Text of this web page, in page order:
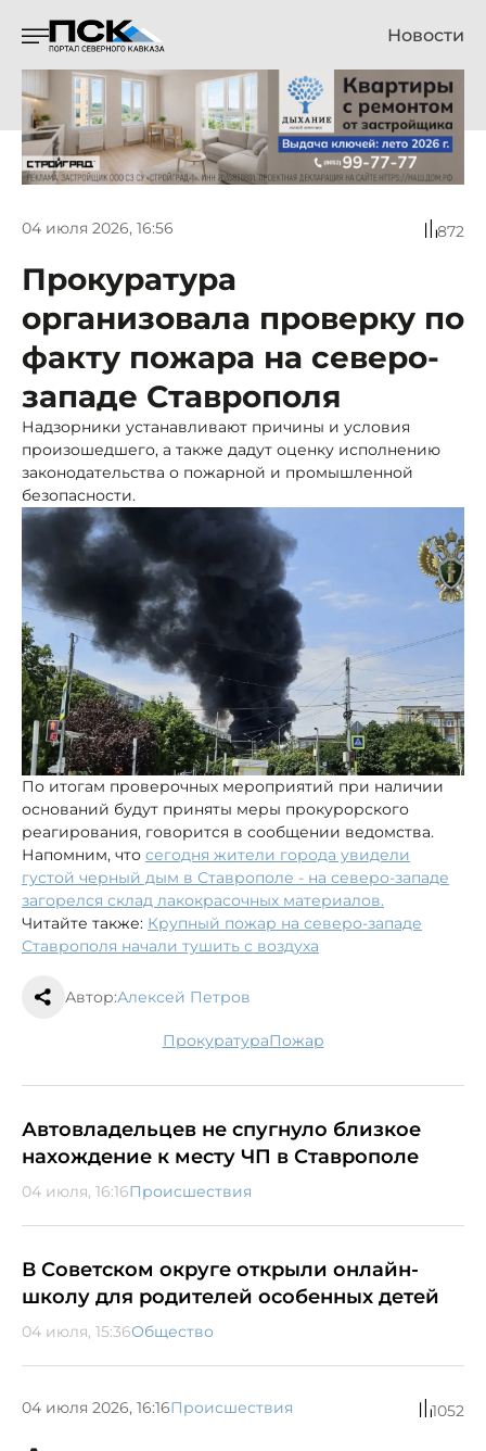
Новости
04 июля 2026, 16:56 872
Прокуратура
организовала проверку по
факту пожара на северо-
западе Ставрополя
Надзорники устанавливают причины и условия
произошедшего, а также дадут оценку исполнению
законодательства о пожарной и промышленной
безопасности.
По итогам проверочных мероприятий при наличии
оснований будут приняты меры прокурорского
реагирования, говорится в сообщении ведомства.
Напомним, что сегодня жители города увидели
густой черный дым в Ставрополе - на северо-западе
загорелся склад лакокрасочных материалов.
Читайте также: Крупный пожар на северо-западе
Ставрополя начали тушить с воздуха
Автор:Алексей Петров
прокуратура пожар
Автовладельцев не спугнуло близкое
нахождение к месту ЧП в Ставрополе
04 июля, 16:16Происшествия
В Советском округе открыли онлайн-
школу для родителей особенных детей
04 июля, 15:36Общество
04 июля 2026, 16:16Происшествия 1052